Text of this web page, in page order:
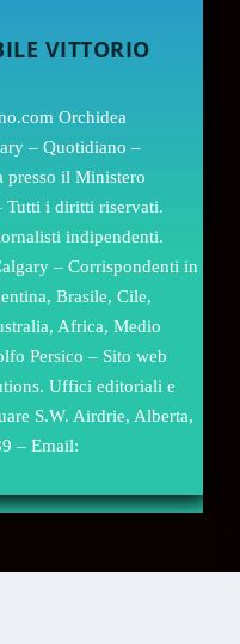
VITTORIO
Orchidea
– Quotidiano –
presso il Ministero
Tutti i diritti riservati.
indipendenti.
– Corrispondenti in
Brasile, Cile,
Africa, Medio
Persico – Sito web
Uffici editoriali e
S.W. Airdrie, Alberta,
– Email: